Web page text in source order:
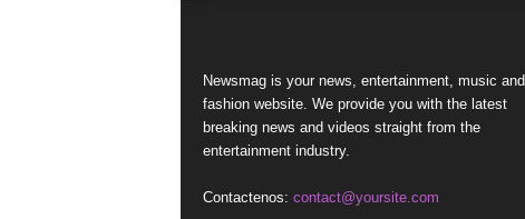
Newsmag is your news, entertainment, music and
fashion website. We provide you with the latest
breaking news and videos straight from the
entertainment industry.
Contactenos: contact@yoursite.com